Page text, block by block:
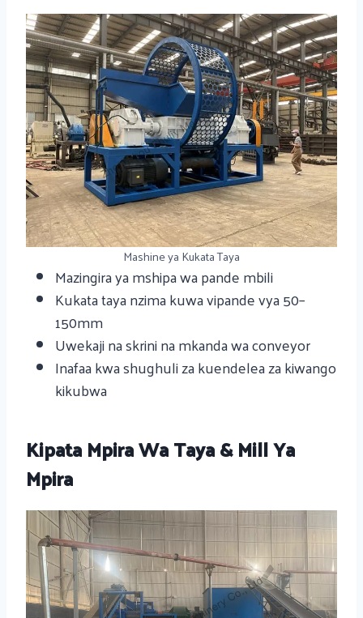
Mashine ya Kukata Taya
Mazingira ya mshipa wa pande mbili
Kukata taya nzima kuwa vipande vya 50–
150mm
Uwekaji na skrini na mkanda wa conveyor
Inafaa kwa shughuli za kuendelea za kiwango
kikubwa
Kipata Mpira Wa Taya & Mill Ya
Mpira